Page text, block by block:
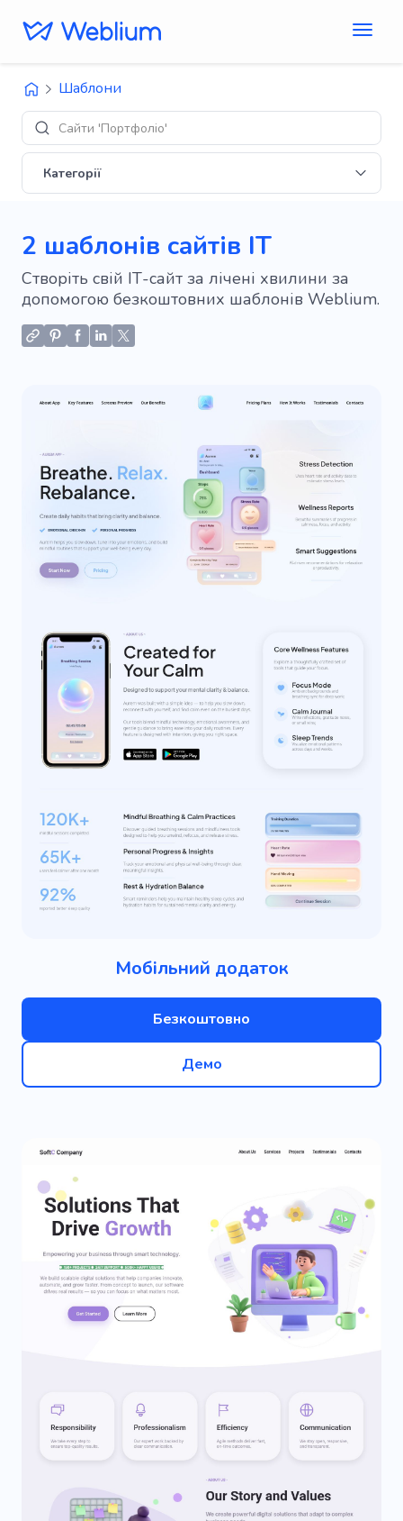
Шаблони
Сайти 'Портфоліо'
Категорії
2 шаблонів сайтів IT
Створіть свій ІТ-сайт за лічені хвилини за
допомогою безкоштовних шаблонів Weblium.
Мобільний додаток
Безкоштовно
Демо